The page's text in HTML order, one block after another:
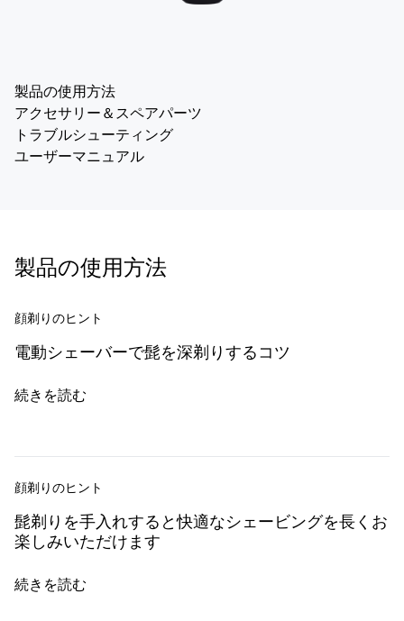
製品の使用方法
アクセサリー＆スペアパーツ
トラブルシューティング
ユーザーマニュアル
製品の使用方法
顔剃りのヒント
電動シェーバーで髭を深剃りするコツ
続きを読む
顔剃りのヒント
髭剃りを手入れすると快適なシェービングを長くお
楽しみいただけます
続きを読む